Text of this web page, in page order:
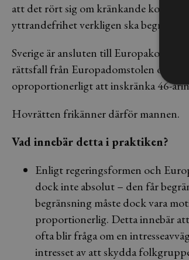
att det rört sig om kränkande
yttrandefrihet verkligen ska begränsas
Sverige är ansluten till
rättsfall från Europadomstolen och
oproportionerligt att inskränka 46-
Hovrätten frikänner därför mannen.
Vad innebär detta i praktiken?
Enligt regeringsformen och
dock inte absolut – den får
begränsning måste dock vara
proportionerlig. Detta innebär
ofta blir fråga om en
intresset av att skydda